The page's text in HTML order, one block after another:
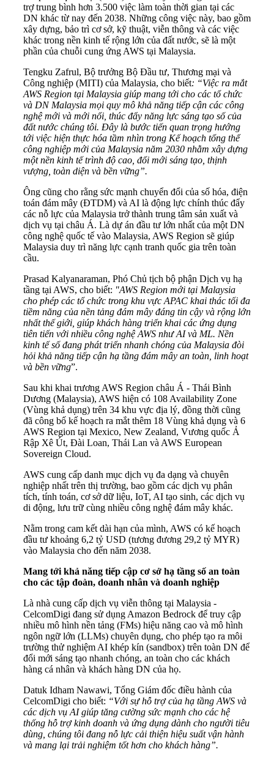
trợ trung bình hơn 3.500 việc làm toàn thời gian tại các
DN khác từ nay đến 2038. Những công việc này, bao gồm
xây dựng, bảo trì cơ sở, kỹ thuật, viễn thông và các việc
khác trong nền kinh tế rộng lớn của đất nước, sẽ là một
phần của chuỗi cung ứng AWS tại Malaysia.
Tengku Zafrul, Bộ trưởng Bộ Đầu tư, Thương mại và
Công nghiệp (MITI) của Malaysia, cho biết: “Việc ra mắt
AWS Region tại Malaysia giúp mang tới cho các tổ chức
và DN Malaysia mọi quy mô khả năng tiếp cận các công
nghệ mới và mới nổi, thúc đẩy năng lực sáng tạo số của
đất nước chúng tôi. Đây là bước tiến quan trọng hướng
tới việc hiện thực hóa tầm nhìn trong Kế hoạch tổng thể
công nghiệp mới của Malaysia năm 2030 nhằm xây dựng
một nền kinh tế trình độ cao, đổi mới sáng tạo, thịnh
vượng, toàn diện và bền vững”.
Ông cũng cho rằng sức mạnh chuyển đổi của số hóa, điện
toán đám mây (ĐTDM) và AI là động lực chính thúc đẩy
các nỗ lực của Malaysia trở thành trung tâm sản xuất và
dịch vụ tại châu Á. Là dự án đầu tư lớn nhất của một DN
công nghệ quốc tế vào Malaysia, AWS Region sẽ giúp
Malaysia duy trì năng lực cạnh tranh quốc gia trên toàn
cầu.
Prasad Kalyanaraman, Phó Chủ tịch bộ phận Dịch vụ hạ
tầng tại AWS, cho biết: "AWS Region mới tại Malaysia
cho phép các tổ chức trong khu vực APAC khai thác tối đa
tiềm năng của nền tảng đám mây đáng tin cậy và rộng lớn
nhất thế giới, giúp khách hàng triển khai các ứng dụng
tiên tiến với nhiều công nghệ AWS như AI và ML. Nền
kinh tế số đang phát triển nhanh chóng của Malaysia đòi
hỏi khả năng tiếp cận hạ tầng đám mây an toàn, linh hoạt
và bền vững”.
Sau khi khai trương AWS Region châu Á - Thái Bình
Dương (Malaysia), AWS hiện có 108 Availability Zone
(Vùng khả dụng) trên 34 khu vực địa lý, đồng thời cũng
đã công bố kế hoạch ra mắt thêm 18 Vùng khả dụng và 6
AWS Region tại Mexico, New Zealand, Vương quốc Ả
Rập Xê Út, Đài Loan, Thái Lan và AWS European
Sovereign Cloud.
AWS cung cấp danh mục dịch vụ đa dạng và chuyên
nghiệp nhất trên thị trường, bao gồm các dịch vụ phân
tích, tính toán, cơ sở dữ liệu, IoT, AI tạo sinh, các dịch vụ
di động, lưu trữ cùng nhiều công nghệ đám mây khác.
Nằm trong cam kết dài hạn của mình, AWS có kế hoạch
đầu tư khoảng 6,2 tỷ USD (tương đương 29,2 tỷ MYR)
vào Malaysia cho đến năm 2038.
Mang tới khả năng tiếp cập cơ sở hạ tầng số an toàn
cho các tập đoàn, doanh nhân và doanh nghiệp
Là nhà cung cấp dịch vụ viễn thông tại Malaysia -
CelcomDigi đang sử dụng Amazon Bedrock để truy cập
nhiều mô hình nền tảng (FMs) hiệu năng cao và mô hình
ngôn ngữ lớn (LLMs) chuyên dụng, cho phép tạo ra môi
trường thử nghiệm AI khép kín (sandbox) trên toàn DN để
đổi mới sáng tạo nhanh chóng, an toàn cho các khách
hàng cá nhân và khách hàng DN của họ.
Datuk Idham Nawawi, Tổng Giám đốc điều hành của
CelcomDigi cho biết: “Với sự hỗ trợ của hạ tầng AWS và
các dịch vụ AI giúp tăng cường sức mạnh cho các hệ
thống hỗ trợ kinh doanh và ứng dụng dành cho người tiêu
dùng, chúng tôi đang nỗ lực cải thiện hiệu suất vận hành
và mang lại trải nghiệm tốt hơn cho khách hàng”.